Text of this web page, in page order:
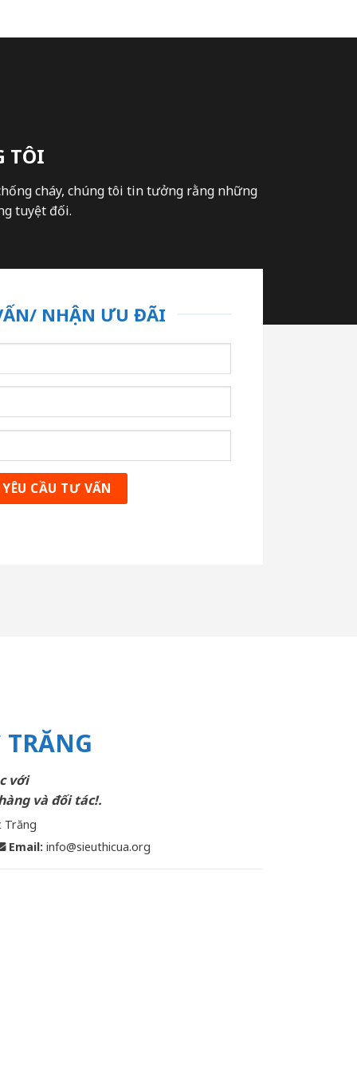
TÔI
cháy, chúng tôi tin tưởng rằng những
tuyệt đối.
NHẬN ƯU ĐÃI
với
và đối tác!.
Trăng
Email: info@sieuthicua.org